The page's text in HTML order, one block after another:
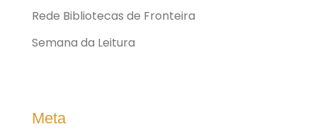
Rede Bibliotecas de Fronteira
Semana da Leitura
Meta